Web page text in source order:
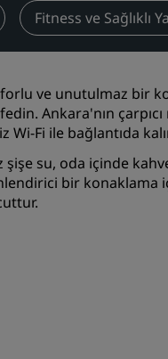
ara
ara
for a restaurant
Hizmetler
Fitness ve Sağlıklı
ve unutulmaz bir
Ankara'nın
Fi ile bağlantıda
su, oda içinde
bir konaklama